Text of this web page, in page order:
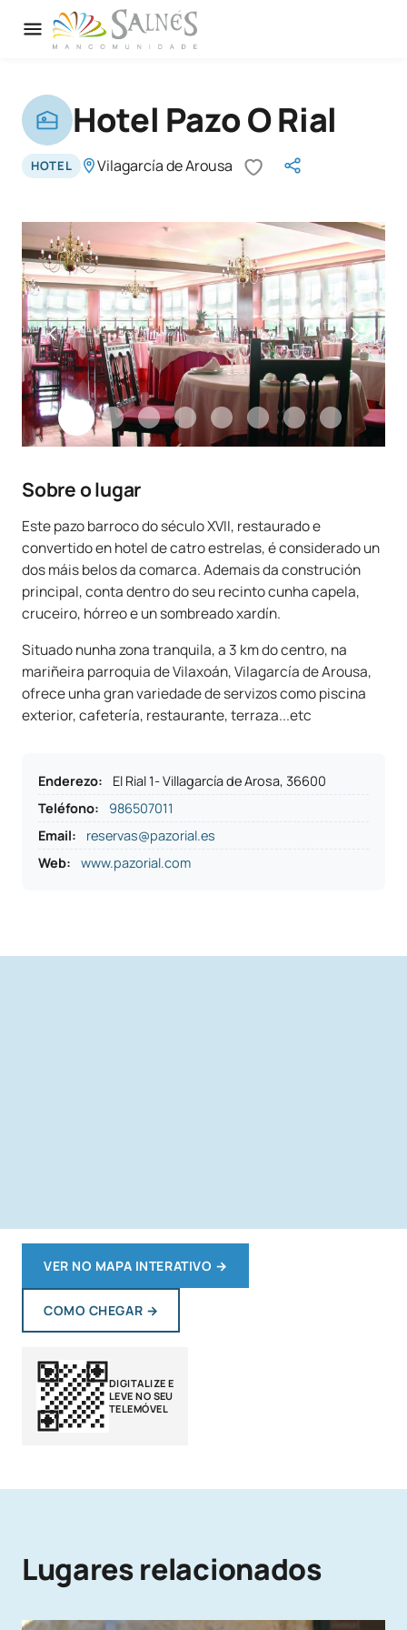
Hotel Pazo O Rial
HOTEL Vilagarcía de Arousa
Sobre o lugar
Este pazo barroco do século XVII, restaurado e
convertido en hotel de catro estrelas, é considerado un
dos máis belos da comarca. Ademais da construción
principal, conta dentro do seu recinto cunha capela,
cruceiro, hórreo e un sombreado xardín.
Situado nunha zona tranquila, a 3 km do centro, na
mariñeira parroquia de Vilaxoán, Vilagarcía de Arousa,
ofrece unha gran variedade de servizos como piscina
exterior, cafetería, restaurante, terraza...etc
Enderezo:
El Rial 1- Villagarcía de Arosa, 36600
Teléfono:
986507011
Email:
reservas@pazorial.es
Web:
www.pazorial.com
VER NO MAPA INTERATIVO →
COMO CHEGAR →
DIGITALIZE E
LEVE NO SEU
TELEMÓVEL
Lugares relacionados